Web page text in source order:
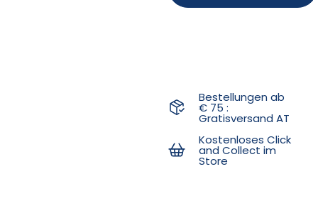
Bestellungen ab
€ 75 :
Gratisversand AT
Kostenloses Click
and Collect im
Store